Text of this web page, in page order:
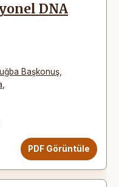
DNA
Başkonuş
PDF Görüntüle